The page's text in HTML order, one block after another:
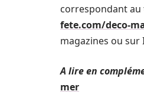
correspondant au
fete.com/deco-
magazines ou
A lire en
mer